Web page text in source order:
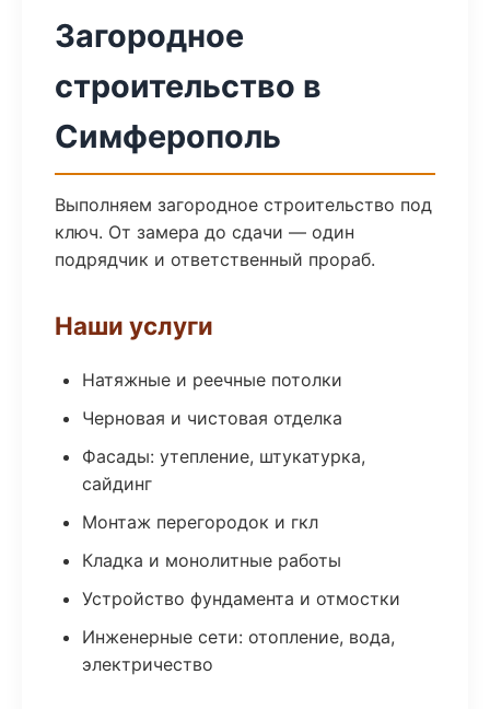
Загородное
строительство в
Симферополь
Выполняем загородное строительство под
ключ. От замера до сдачи — один
подрядчик и ответственный прораб.
Наши услуги
Натяжные и реечные потолки
Черновая и чистовая отделка
Фасады: утепление, штукатурка,
сайдинг
Монтаж перегородок и гкл
Кладка и монолитные работы
Устройство фундамента и отмостки
Инженерные сети: отопление, вода,
электричество